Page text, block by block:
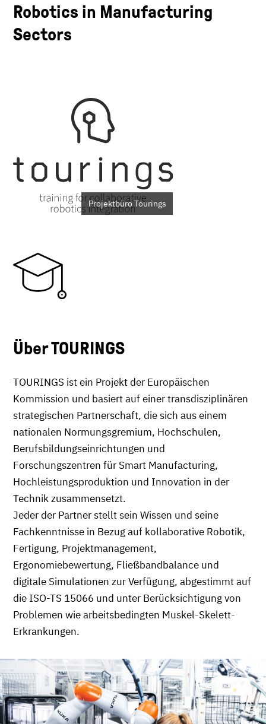
Robotics in Manufacturing
Sectors
Projektbüro Tourings
Über TOURINGS
TOURINGS ist ein Projekt der Europäischen
Kommission und basiert auf einer transdisziplinären
strategischen Partnerschaft, die sich aus einem
nationalen Normungsgremium, Hochschulen,
Berufsbildungseinrichtungen und
Forschungszentren für Smart Manufacturing,
Hochleistungsproduktion und Innovation in der
Technik zusammensetzt.
Jeder der Partner stellt sein Wissen und seine
Fachkenntnisse in Bezug auf kollaborative Robotik,
Fertigung, Projektmanagement,
Ergonomiebewertung, Fließbandbalance und
digitale Simulationen zur Verfügung, abgestimmt auf
die ISO-TS 15066 und unter Berücksichtigung von
Problemen wie arbeitsbedingten Muskel-Skelett-
Erkrankungen.